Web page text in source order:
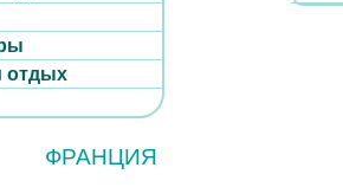
отдых
ФРАНЦИЯ